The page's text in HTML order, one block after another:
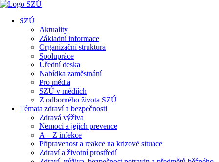
SZÚ
Aktuality
Základní informace
Organizační struktura
Spolupráce
Úřední deska
Nabídka zaměstnání
Pro média
SZÚ v médiích
Z odborného života SZÚ
Témata zdraví a bezpečnosti
Zdravá výživa
Nemoci a jejich prevence
A – Z infekce
Připravenost a reakce na krizové situace
Zdraví a životní prostředí